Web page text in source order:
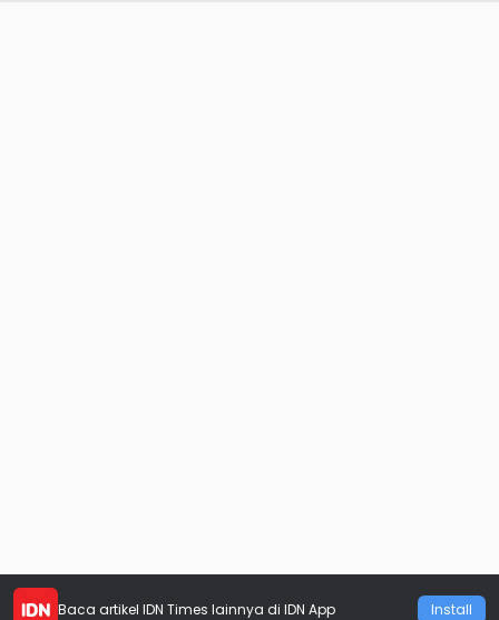
Baca artikel IDN Times lainnya di IDN App Install